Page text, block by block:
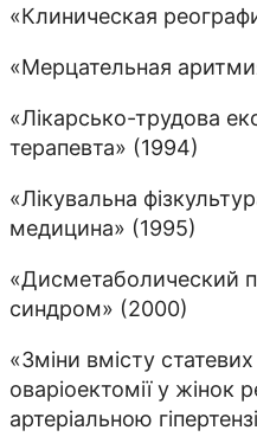
«Клиническая
«Мерцательная
«Лікарсько-трудова
терапевта» (1994)
«Лікувальна
медицина» (1995)
«Дисметаболический
синдром» (2000)
«Зміни вмісту статевих
оваріоектомії у жінок
артеріальною